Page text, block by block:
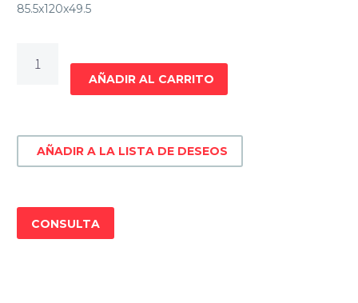
85.5x120x49.5
Mesadas
puertas
cajones
cantidad
AÑADIR AL CARRITO
AÑADIR A LA LISTA DE DESEOS
CONSULTA